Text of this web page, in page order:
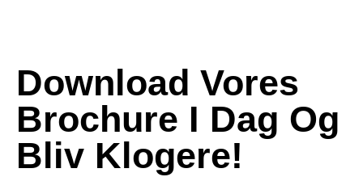
Download Vores
Brochure I Dag Og
Bliv Klogere!